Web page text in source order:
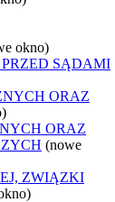
okno)
PRZED SĄDAMI
ORAZ
ORAZ
(nowe
ZWIĄZKI